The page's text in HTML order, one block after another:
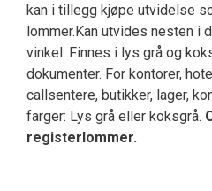
kan i tillegg kjøpe utvidelse
lommer.Kan utvides nesten i
vinkel. Finnes i lys grå og
dokumenter. For kontorer,
callsentere, butikker, lager,
farger: Lys grå eller koksgrå.
registerlommer.